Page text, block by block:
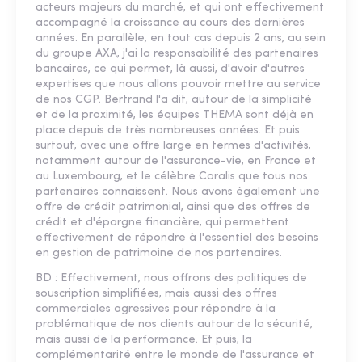
acteurs majeurs du marché, et qui ont effectivement
accompagné la croissance au cours des dernières
années. En parallèle, en tout cas depuis 2 ans, au sein
du groupe AXA, j'ai la responsabilité des partenaires
bancaires, ce qui permet, là aussi, d'avoir d'autres
expertises que nous allons pouvoir mettre au service
de nos CGP. Bertrand l'a dit, autour de la simplicité
et de la proximité, les équipes THEMA sont déjà en
place depuis de très nombreuses années. Et puis
surtout, avec une offre large en termes d'activités,
notamment autour de l'assurance-vie, en France et
au Luxembourg, et le célèbre Coralis que tous nos
partenaires connaissent. Nous avons également une
offre de crédit patrimonial, ainsi que des offres de
crédit et d'épargne financière, qui permettent
effectivement de répondre à l'essentiel des besoins
en gestion de patrimoine de nos partenaires.
BD : Effectivement, nous offrons des politiques de
souscription simplifiées, mais aussi des offres
commerciales agressives pour répondre à la
problématique de nos clients autour de la sécurité,
mais aussi de la performance. Et puis, la
complémentarité entre le monde de l'assurance et